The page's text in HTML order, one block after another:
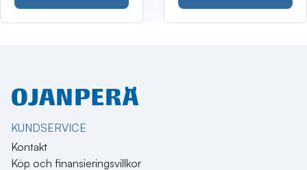
KUNDSERVICE
Kontakt
Köp och finansieringsvillkor